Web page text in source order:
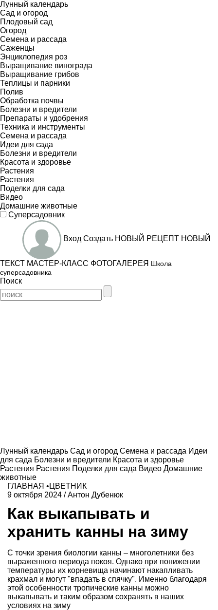
Лунный календарь
Сад и огород
Плодовый сад
Огород
Семена и рассада
Саженцы
Энциклопедия роз
Выращивание винограда
Выращивание грибов
Теплицы и парники
Полив
Обработка почвы
Болезни и вредители
Препараты и удобрения
Техника и инструменты
Семена и рассада
Идеи для сада
Болезни и вредители
Красота и здоровье
Растения
Растения
Поделки для сада
Видео
Домашние животные
Суперсадовник
Вход Создать НОВЫЙ РЕЦЕПТ НОВЫЙ
ТЕКСТ МАСТЕР-КЛАСС ФОТОГАЛЕРЕЯ Школа
суперсадовника
Поиск
Лунный календарь Сад и огород Семена и рассада Идеи
для сада Болезни и вредители Красота и здоровье
Растения Растения Поделки для сада Видео Домашние
животные
ГЛАВНАЯ • ЦВЕТНИК
9 октября 2024 /Антон Дубенюк
Как выкапывать и
хранить канны на зиму
С точки зрения биологии канны – многолетники без
выраженного периода покоя. Однако при понижении
температуры их корневища начинают накапливать
крахмал и могут "впадать в спячку". Именно благодаря
этой особенности тропические канны можно
выкапывать и таким образом сохранять в наших
условиях на зиму